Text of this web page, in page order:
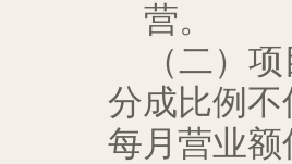
营。
（二）
分成比例不
每月营业额